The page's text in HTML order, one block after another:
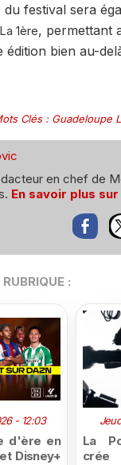
du festival sera
1ère, permettant
bien au-
Clés: Guadeloupe
en chef de
En savoir plus
:
- 12:03
d'ère en
Disney+
La